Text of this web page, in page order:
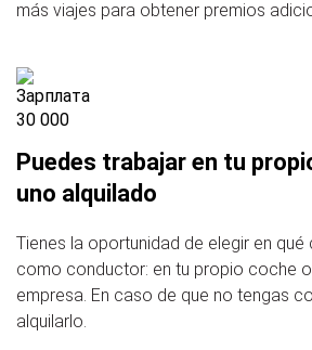
más viajes para obtener premios
Puedes trabajar en tu
uno alquilado
Tienes la oportunidad de elegir en
como conductor: en tu propio coche
empresa. En caso de que no tengas
alquilarlo.